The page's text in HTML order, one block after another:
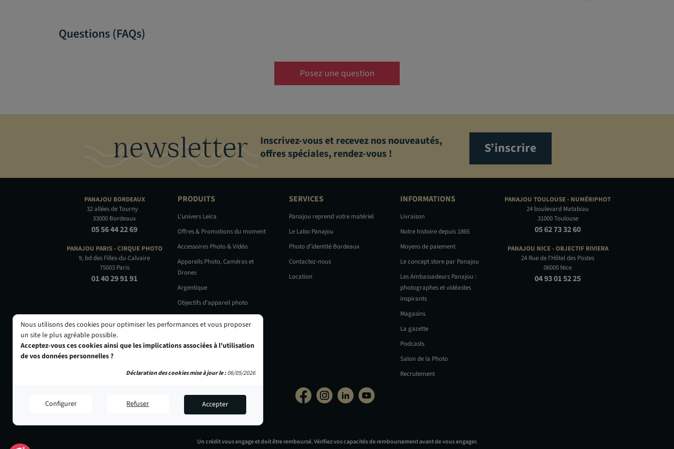
Questions (FAQs)
Posez une question
newsletter
Inscrivez-vous et recevez nos nouveautés,
offres spéciales, rendez-vous !
S’inscrire
PANAJOU BORDEAUX
32 allées de Tourny
33000 Bordeaux
05 56 44 22 69
PANAJOU PARIS -CIRQUE PHOTO
9, bd des Filles-du-Calvaire
75003 Paris
01 40 29 91 91
PRODUITS
L'univers Leica
Offres & Promotions du moment
Accessoires Photo & Vidéo
Appareils Photo, Caméras et
Drones
Argentique
Objectifs d'appareil photo
Occasions
SERVICES
Panajou reprend votre matériel
Le Labo Panajou
Photo d’identité Bordeaux
Contactez-nous
Location
INFORMATIONS
Livraison
Notre histoire depuis 1865
Moyens de paiement
Le concept store par Panajou
Les Ambassadeurs Panajou :
photographes et vidéastes
inspirants
Magasins
La gazette
Podcasts
Salon de la Photo
Recrutement
PANAJOU TOULOUSE - NUMÉRIPHOT
24 boulevard Matabiau
31000 Toulouse
05 62 73 32 60
PANAJOU NICE -OBJECTIF RIVIERA
24 Rue de l'Hôtel des Postes
06000 Nice
04 93 01 52 25
Un crédit vous engage et doit être remboursé. Vérifiez vos capacités de remboursement avant de vous engager.
Nous utilisons des cookies pour optimiser les performances et vous proposer
un site le plus agréable possible.
Acceptez-vous ces cookies ainsi que les implications associées à l'utilisation
de vos données personnelles ?
Configurer Refuser Accepter
Déclaration des cookies mise à jour le :06/05/2026